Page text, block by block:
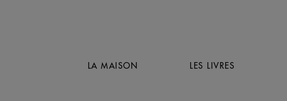
LA MAISON LES LIVRES